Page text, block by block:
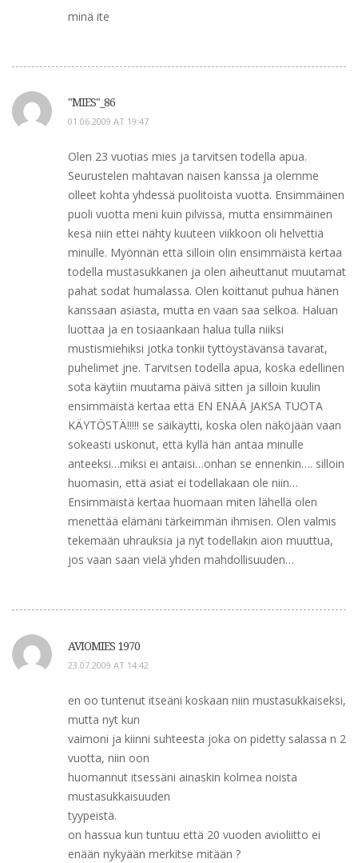
minä ite
"MIES"_86
01.06.2009 AT 19:47
Olen 23 vuotias mies ja tarvitsen todella apua.
Seurustelen mahtavan naisen kanssa ja olemme
olleet kohta yhdessä puolitoista vuotta. Ensimmäinen
puoli vuotta meni kuin pilvissä, mutta ensimmäinen
kesä niin ettei nähty kuuteen viikkoon oli helvettiä
minulle. Myönnän että silloin olin ensimmäistä kertaa
todella mustasukkanen ja olen aiheuttanut muutamat
pahat sodat humalassa. Olen koittanut puhua hänen
kanssaan asiasta, mutta en vaan saa selkoa. Haluan
luottaa ja en tosiaankaan halua tulla niiksi
mustismiehiksi jotka tonkii tyttöystävänsä tavarat,
puhelimet jne. Tarvitsen todella apua, koska edellinen
sota käytiin muutama päivä sitten ja silloin kuulin
ensimmäistä kertaa että EN ENÄÄ JAKSA TUOTA
KÄYTÖSTÄ!!!!! se säikäytti, koska olen näköjään vaan
sokeasti uskonut, että kyllä hän antaa minulle
anteeksi…miksi ei antaisi…onhan se ennenkin…. silloin
huomasin, että asiat ei todellakaan ole niin…
Ensimmäistä kertaa huomaan miten lähellä olen
menettää elämäni tärkeimmän ihmisen. Olen valmis
tekemään uhrauksia ja nyt todellakin aion muuttua,
jos vaan saan vielä yhden mahdollisuuden…
AVIOMIES 1970
23.07.2009 AT 14:42
en oo tuntenut itseäni koskaan niin mustasukkaiseksi,
mutta nyt kun
vaimoni ja kiinni suhteesta joka on pidetty salassa n 2
vuotta, niin oon
huomannut itsessäni ainaskin kolmea noista
mustasukkaisuuden
tyypeistä.
on hassua kun tuntuu että 20 vuoden avioliitto ei
enään nykyään merkitse mitään ?